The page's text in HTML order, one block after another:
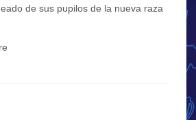
de sus pupilos de la nueva raza